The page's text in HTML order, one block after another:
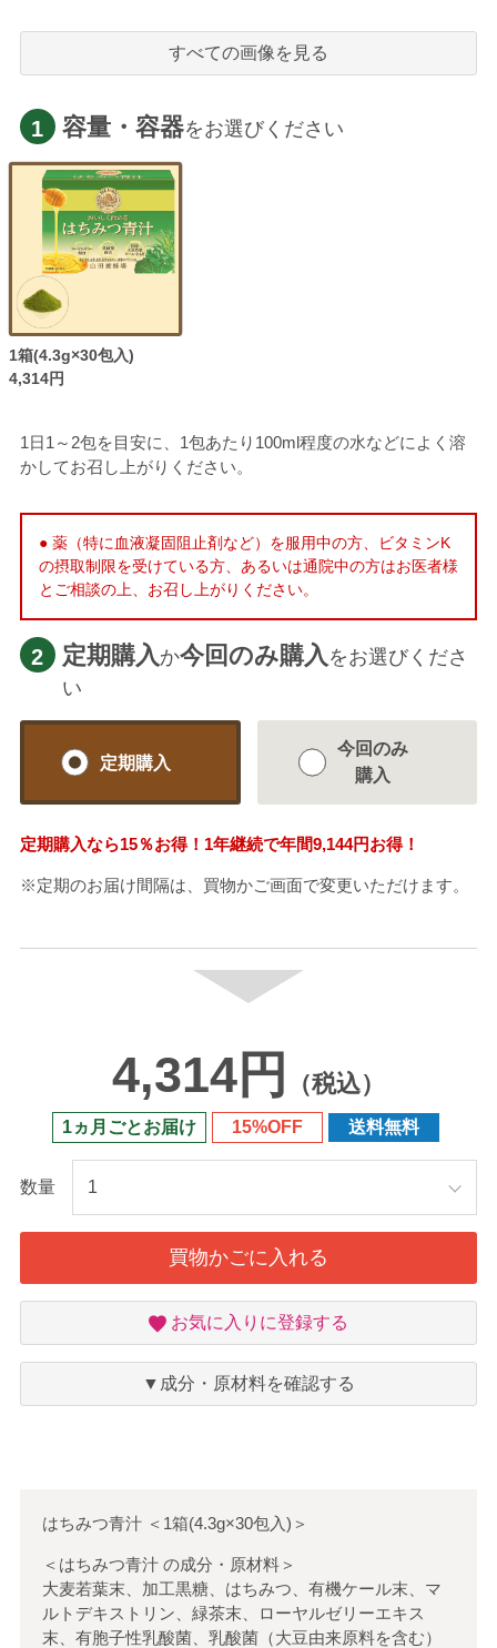
すべての画像を見る
1 容量・容器をお選びください
1箱(4.3g×30包入)
4,314円
1日1～2包を目安に、1包あたり100ml程度の水などによく溶
かしてお召し上がりください。
● 薬（特に血液凝固阻止剤など）を服用中の方、ビタミンK
の摂取制限を受けている方、あるいは通院中の方はお医者様
とご相談の上、お召し上がりください。
2 定期購入 か今回のみ購入 をお選びくださ
い
定期購入
今回のみ
購入
定期購入なら15％お得！1年継続で年間9,144円お得！
※定期のお届け間隔は、買物かご画面で変更いただけます。
4,314円 （税込）
1ヵ月ごとお届け 15%OFF 送料無料
数量
買物かごに入れる
お
入
り
お気に入りに登録する
▼成分・原材料を確認する
はちみつ青汁 ＜ 1箱(4.3g×30包入) ＞
＜はちみつ青汁 の成分・原材料＞
大麦若葉末、加工黒糖、はちみつ、有機ケール末、マ
ルトデキストリン、緑茶末、ローヤルゼリーエキス
末、有胞子性乳酸菌、乳酸菌（大豆由来原料を含む）